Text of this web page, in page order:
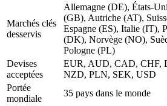
Marchés clés
desservis
Allemagne (DE), États-
(GB), Autriche (AT),
Espagne (ES), Italie (IT),
(DK), Norvège (NO),
Pologne (PL)
Devises
acceptées
EUR, AUD, CAD, CHF,
NZD, PLN, SEK, USD
Portée
mondiale
35 pays dans le monde